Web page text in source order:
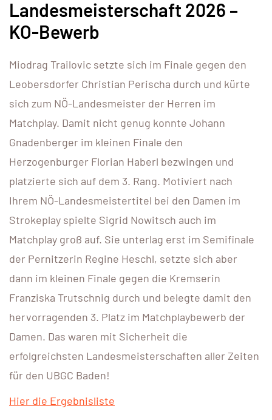
Landesmeisterschaft 2026 –
KO-Bewerb
Miodrag Trailovic setzte sich im Finale gegen den
Leobersdorfer Christian Perischa durch und kürte
sich zum NÖ-Landesmeister der Herren im
Matchplay. Damit nicht genug konnte Johann
Gnadenberger im kleinen Finale den
Herzogenburger Florian Haberl bezwingen und
platzierte sich auf dem 3. Rang. Motiviert nach
Ihrem NÖ-Landesmeistertitel bei den Damen im
Strokeplay spielte Sigrid Nowitsch auch im
Matchplay groß auf. Sie unterlag erst im Semifinale
der Pernitzerin Regine Heschl, setzte sich aber
dann im kleinen Finale gegen die Kremserin
Franziska Trutschnig durch und belegte damit den
hervorragenden 3. Platz im Matchplaybewerb der
Damen. Das waren mit Sicherheit die
erfolgreichsten Landesmeisterschaften aller Zeiten
für den UBGC Baden!
Hier die Ergebnisliste